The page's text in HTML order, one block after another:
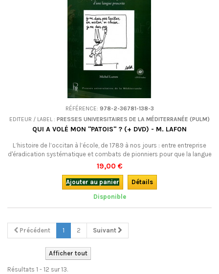
RÉFÉRENCE: 978-2-36781-138-3
EDITEUR / LABEL : PRESSES UNIVERSITAIRES DE LA MÉDITERRANÉE (PULM)
QUI A VOLÉ MON "PATOIS" ? (+ DVD) - M. LAFON
L’histoire de l’occitan à l’école, de 1789 à nos jours : entre entreprise
d'éradication systématique et combats de pionniers pour que la langue
occitane retrouve sa place, ce livre choc nous entraîne sur les chemins
de l’école dans ses rapports tumultueux et parfois violents avec la
langue occitane.
19,00 €
Ajouter au panier
Détails
Disponible
Précédent 1 2 Suivant
Afficher tout
Résultats 1 - 12 sur 13.